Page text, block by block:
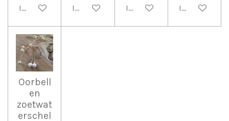
In winkelwagenIn winkelwagenIn winkelwagenIn
Oorbell
en
zoetwat
erschel